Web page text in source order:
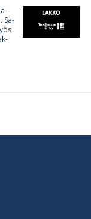
Sa­